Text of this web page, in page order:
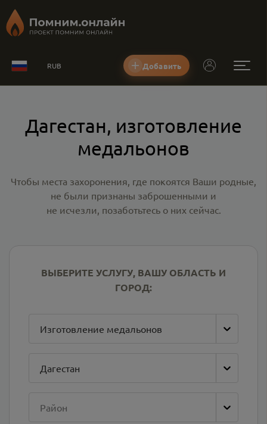
RUB Добавить
Дагестан, изготовление
медальонов
Чтобы места захоронения, где покоятся Ваши родные,
не были признаны заброшенными и
не исчезли, позаботьтесь о них сейчас.
ВЫБЕРИТЕ УСЛУГУ, ВАШУ ОБЛАСТЬ И
ГОРОД:
Изготовление медальонов
Дагестан
Район